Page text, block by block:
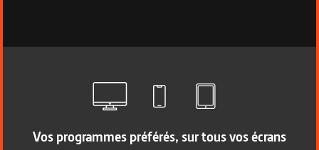
Vos programmes préférés, sur tous vos écrans